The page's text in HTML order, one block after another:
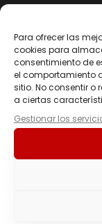
Para ofrecer las
cookies para
consentimiento de
el comportamiento
sitio. No consentir o
a ciertas
Gestionar los
Limite el uso
mientras
demasiada
irritabilidad,
taquicardias.
presión
convulsiones,
trastorno de
corazón, del
consumen